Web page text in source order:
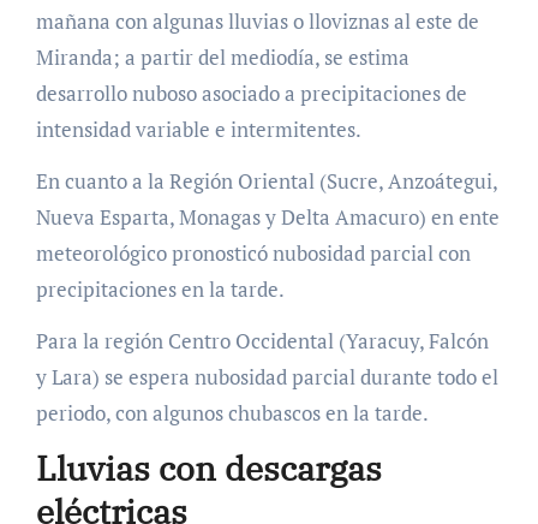
mañana con algunas lluvias o lloviznas al este de
Miranda; a partir del mediodía, se estima
desarrollo nuboso asociado a precipitaciones de
intensidad variable e intermitentes.
En cuanto a la Región Oriental (Sucre, Anzoátegui,
Nueva Esparta, Monagas y Delta Amacuro) en ente
meteorológico pronosticó nubosidad parcial con
precipitaciones en la tarde.
Para la región Centro Occidental (Yaracuy, Falcón
y Lara) se espera nubosidad parcial durante todo el
periodo, con algunos chubascos en la tarde.
Lluvias con descargas
eléctricas